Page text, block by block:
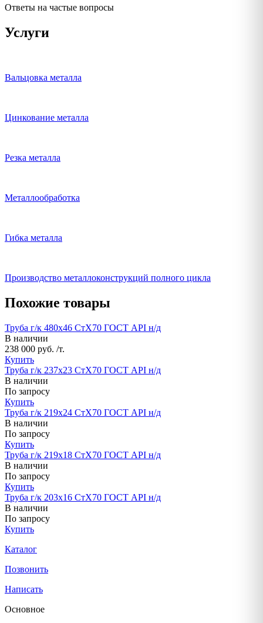
Ответы на частые вопросы
Услуги
Вальцовка металла
Цинкование металла
Резка металла
Металлообработка
Гибка металла
Производство металлоконструкций полного цикла
Похожие товары
Труба г/к 480х46 СтХ70 ГОСТ API н/д
В наличии
238 000 руб. /т.
Купить
Труба г/к 237х23 СтХ70 ГОСТ API н/д
В наличии
По запросу
Купить
Труба г/к 219х24 СтХ70 ГОСТ API н/д
В наличии
По запросу
Купить
Труба г/к 219х18 СтХ70 ГОСТ API н/д
В наличии
По запросу
Купить
Труба г/к 203х16 СтХ70 ГОСТ API н/д
В наличии
По запросу
Купить
Каталог
Позвонить
Написать
Основное